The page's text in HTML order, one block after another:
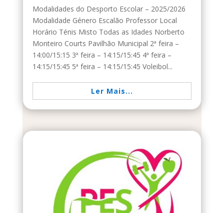
Modalidades do Desporto Escolar – 2025/2026
Modalidade Género Escalão Professor Local
Horário Ténis Misto Todas as Idades Norberto
Monteiro Courts Pavilhão Municipal 2ª feira –
14:00/15:15 3ª feira – 14:15/15:45 4ª feira –
14:15/15:45 5ª feira – 14:15/15:45 Voleibol...
Ler Mais...